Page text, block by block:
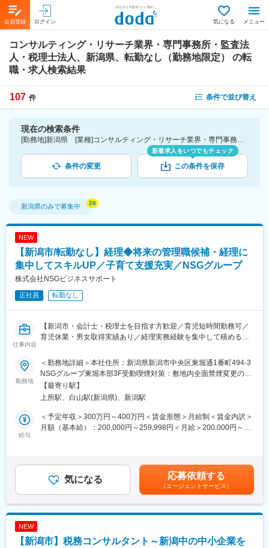
会員登録 ログイン 気になる メニュー
コンサルティング・リサーチ業界・専門事務所・監査法
人・税理士法人、新潟県、転勤なし（勤務地限定）
の転
職・求人検索結果
107 件 条件で並び替え
現在の検索条件
[勤務地]新潟県 [業種]コンサルティング・リサーチ業界・専門事務所・監査法人・税理士法人 [こだわり条件ピックアップ]転勤なし（勤務地限定） [詳細条件](募集・採用情報)転勤なし（勤務地限定）
条件の変更
新着求人をいつでもチェック
この条件を保存
新潟県のみで募集中
NEW
【新潟市/転勤なし】経理◆将来の管理職候補・経理に
集中してスキルUP／子育て支援充実／NSGグループ
株式会社NSGビジネスサポート
正社員 転勤なし
仕事内容
【新潟市・会計士・税理士を目指す方歓迎／育児短時間勤務可／
育児休業・男女取得実績あり／経理実務経験を集中して積める仕
■業務内容：【業務内容の変更の範囲：会社または関係法人等の定
める業務】
NSGグループで経理・総務関連のビジネス・プロセス・アウトソ
ーシング（BPO）サービスを展開する、株式会社NSGビジネスサ
ポートにおいてクライアント企業の経理業務を担当します。
強化を目指す
・教育、ローテーションの推進による専門人材の育成と有効活用
・支払代行業務
勤務地
＜勤務地詳細＞本社住所：新潟県新潟市中央区東堀通1番町494-3
NSGグループ東堀本部3F受動喫煙対策：敷地内全面禁煙変更の範
囲：会社の定める事業所（リモートワーク含む）
【最寄り駅】
上所駅、白山駅(新潟県)、新潟駅
給与
＜予定年収＞300万円～400万円＜賃金形態＞月給制＜賃金内訳＞
月額（基本給）：200,000円～259,998円＜月給＞200,000円～
11,700円 通勤手当 上限35,000円■昇給／給与改定：年1回■賞
与：年2回 ※会社業績および人事考課により決定 賃金はあくまで
も目安の金額であり、選考を通じて上下する可能性があります。
月給(月額)は固定手当を含めた表記です。
気になる 応募依頼する
（エージェントサービス）
NEW
【新潟市】税務コンサルタント～新潟中の中小企業を